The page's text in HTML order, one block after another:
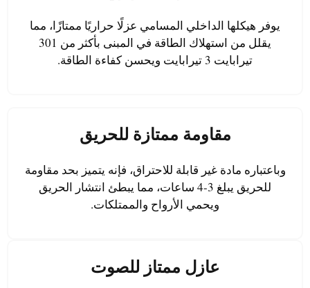
يوفر هيكلها الداخلي المسامي عزلًا حراريًا ممتازًا، مما
يقلل من استهلاك الطاقة في المبنى بأكثر من 301
تيرابايت 3 تيرابايت ويحسن كفاءة الطاقة.
مقاومة ممتازة للحريق
وباعتباره مادة غير قابلة للاحتراق، فإنه يتميز بحد مقاومة
للحريق يبلغ 3-4 ساعات، مما يبطئ انتشار الحريق
ويحمي الأرواح والممتلكات.
عازل ممتاز للصوت